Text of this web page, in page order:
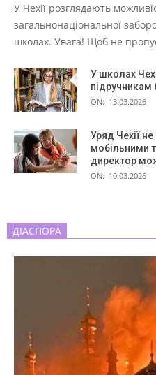
У Чехії розглядають
загальнонаціональної
школах. Увага! Щоб не
У школах
підручникам
ON: 13.03.2026
Уряд Чехії
мобільними
директор
ON: 10.03.2026
ДІАСПОРА